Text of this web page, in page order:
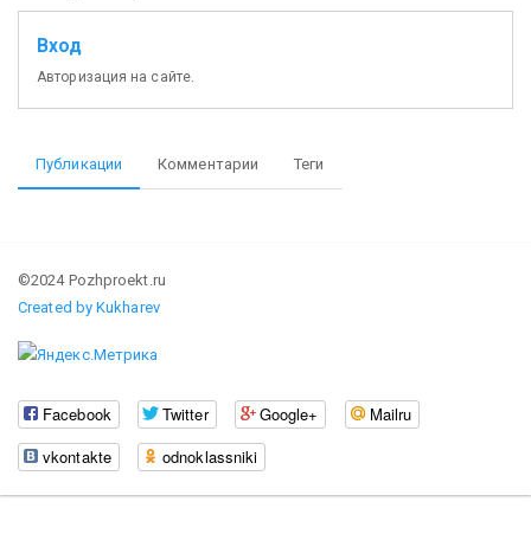
Вход
Авторизация на сайте.
Публикации Комментарии Теги
©2024 Pozhproekt.ru
Created by Kukharev
Facebook Twitter Google+
Mailru
vkontakte
odnoklassniki